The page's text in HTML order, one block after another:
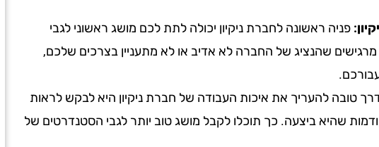
פניה ראשונה לחברת ניקיון יכולה לתת לכם מושג ראשוני לגבי
שהנציג של החברה לא אדיב או לא מתעניין בצרכים שלכם,
טובה להעריך את איכות העבודה של חברת ניקיון היא לבקש לראות
שהיא ביצעה. כך תוכלו לקבל מושג טוב יותר לגבי הסטנדרטים של